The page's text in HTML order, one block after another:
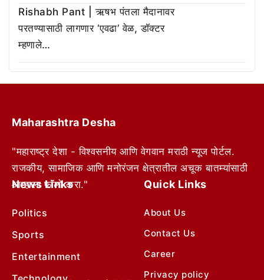
Rishabh Pant | ऋषभ पंतला मैदानावर
परतण्यासाठी लागणार ‘एवढा’ वेळ, डॉक्टर
म्हणाले…
Maharashtra Desha
"महाराष्ट्र देशा - विश्वसनीय आणि वेगवान मराठी न्यूज पोर्टल.
राजकीय, सामाजिक आणि मनोरंजन क्षेत्रातील अचूक बातम्यांसाठी
आम्हाला फॉलो करा."
News Links
Politics
Sports
Entertainment
Quick Links
About Us
Contact Us
Career
Privacy policy